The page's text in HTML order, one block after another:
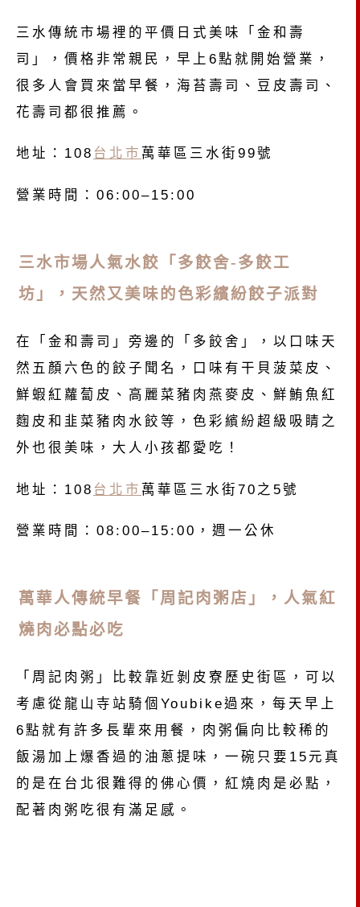
三水傳統市場裡的平價日式美味「金和壽
司」，價格非常親民，早上6點就開始營業，
很多人會買來當早餐，海苔壽司、豆皮壽司、
花壽司都很推薦。
地址：108 台北市 萬華區三水街99號
營業時間：06:00–15:00
三水市場人氣水餃「多餃舍-多餃工
坊」，天然又美味的色彩繽紛餃子派對
在「金和壽司」旁邊的「多餃舍」，以口味天
然五顏六色的餃子聞名，口味有干貝菠菜皮、
鮮蝦紅蘿蔔皮、高麗菜豬肉燕麥皮、鮮鮪魚紅
麴皮和韭菜豬肉水餃等，色彩繽紛超級吸睛之
外也很美味，大人小孩都愛吃！
地址：108 台北市 萬華區三水街70之5號
營業時間：08:00–15:00，週一公休
萬華人傳統早餐「周記肉粥店」，人氣紅
燒肉必點必吃
「周記肉粥」比較靠近剝皮寮歷史街區，可以
考慮從龍山寺站騎個Youbike過來，每天早上
6點就有許多長輩來用餐，肉粥偏向比較稀的
飯湯加上爆香過的油蔥提味，一碗只要15元真
的是在台北很難得的佛心價，紅燒肉是必點，
配著肉粥吃很有滿足感。